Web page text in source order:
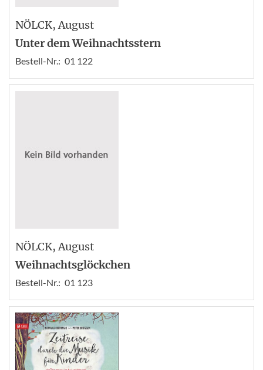
NÖLCK, August
Unter dem Weihnachtsstern
Bestell-Nr.: 01 122
NÖLCK, August
Weihnachtsglöckchen
Bestell-Nr.: 01 123